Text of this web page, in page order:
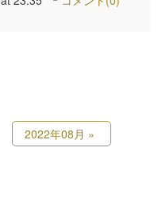
2022年08月 »